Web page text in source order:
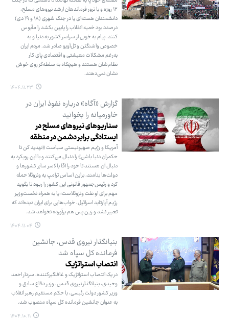
۱۲ روزه و با ترور فرماندهان ارشد نیروهای مسلح،
دانشمندان هسته‌ای یا در جنگ شهری (۱۸ و ۱۹ دی)
درصدد بود خمیه انقلاب را پایین بکشد را مأیوس
کنند. پیام به خوبی از سراسر کشور به دنیا و به
خصوص واشنگتن و تل‌آویو صادر شد. مردم ایران
به‌رغم مشکلات معیشتی و اقتصادی پای کار
نظام‌شان هستند و هیچگاه به سلطه‌گر روی خوش
نشان نمی‌دهند.
۱۴۰۴.۱۱.۲۳
گزارش «آگاه» درباره نفوذ ایران در
خاورمیانه را بخوانید
سناریوهای نیروهای مسلح در
ایستادگی برابر دشمن در منطقه
آمریکا و رژیم صهیونیستی سیاست «تهدید کن تا
حکمران دنیا باشی» را دنبال می‌کنند و با این رویکرد به
دنبال آن هستند تا خود را آقا بالاسر سایر کشورها و
دولت‌ها بنامند، براین اساس ترامپ به ونزوئلا حمله
کرد و رئیس‌جمهور قانونی این کشور را ربود تا بگوید
مهم برای او نفت ونزوئلاست؛ یا به همراه نخست‌وزیر
رژیم آپارتاید اسرائیل، خواب‌هایی برای ایران دیده‌اند که
تعبیر نشد و زین پس هم برآورده نخواهد شد.
۱۴۰۴.۱۱.۰۴
بنیانگذار نیروی قدس، جانشین
فرمانده کل سپاه شد
انتصاب استراتژیک
در یک انتصاب استراتژیک و غافلگیرکننده، سردار احمد
وحیدی، بنیانگذار نیروی قدس، وزیر دفاع سابق و
وزیر کشور دولت رئیسی، با حکم مستقیم رهبر انقلاب
به عنوان جانشین فرمانده کل سپاه منصوب شد.
۱۴۰۴.۱۰.۱۱